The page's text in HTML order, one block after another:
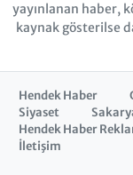
yayınlanan haber,
kaynak gösterilse
Hendek Haber
Siyaset
Hendek Haber
İletişim